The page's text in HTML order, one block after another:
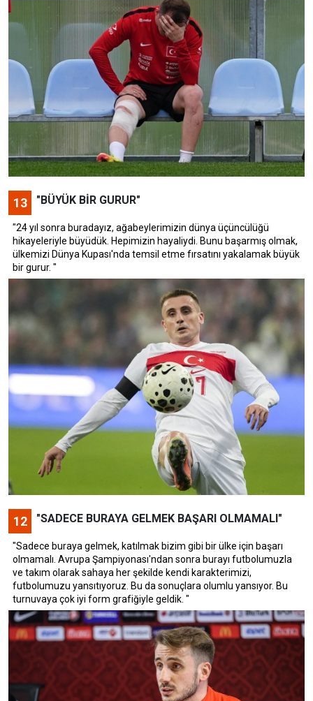
13 "BÜYÜK BİR GURUR"
"24 yıl sonra buradayız, ağabeylerimizin dünya üçüncülüğü
hikayeleriyle büyüdük. Hepimizin hayaliydi. Bunu başarmış olmak,
ülkemizi Dünya Kupası'nda temsil etme fırsatını yakalamak büyük
bir gurur. "
12 "SADECE BURAYA GELMEK BAŞARI OLMAMALI"
"Sadece buraya gelmek, katılmak bizim gibi bir ülke için başarı
olmamalı. Avrupa Şampiyonası'ndan sonra burayı futbolumuzla
ve takım olarak sahaya her şekilde kendi karakterimizi,
futbolumuzu yansıtıyoruz. Bu da sonuçlara olumlu yansıyor. Bu
turnuvaya çok iyi form grafiğiyle geldik. "